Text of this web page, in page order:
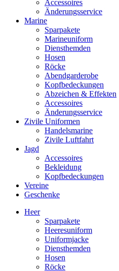
Accessoires
Änderungsservice
Marine
Sparpakete
Marineuniform
Diensthemden
Hosen
Röcke
Abendgarderobe
Kopfbedeckungen
Abzeichen & Effekten
Accessoires
Änderungsservice
Zivile Uniformen
Handelsmarine
Zivile Luftfahrt
Jagd
Accessoires
Bekleidung
Kopfbedeckungen
Vereine
Geschenke
Heer
Sparpakete
Heeresuniform
Uniformjacke
Diensthemden
Hosen
Röcke